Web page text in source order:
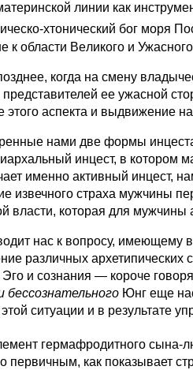
линии как
хтонический бог моря
к области Beликого и
когда на смену
ее ужасной
этого аспекта и выдвижение
нами две формы инцеста
инцест, в котором
именно активный инцест,
извечного страха мужчины
власти, которая для мужчины
нас к вопросу, имеющему
различных
и сознания — короче
бессознательного Юнг еще
ситуации и в результате
гермафродитного сына-
первичным, как показывает